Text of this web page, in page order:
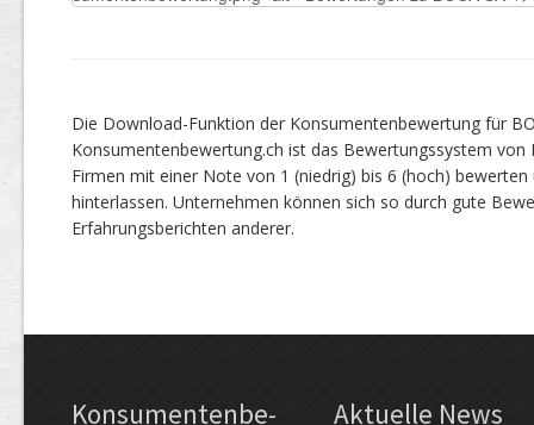
Die Download-Funktion der Konsumentenbewertung für
Konsumentenbewertung.ch ist das Bewertungssystem
Firmen mit einer Note von 1 (niedrig) bis 6 (hoch)
hinterlassen. Unternehmen können sich so durch gute
Erfahrungsberichten anderer.
Kon­su­menten­be­
Aktuelle News